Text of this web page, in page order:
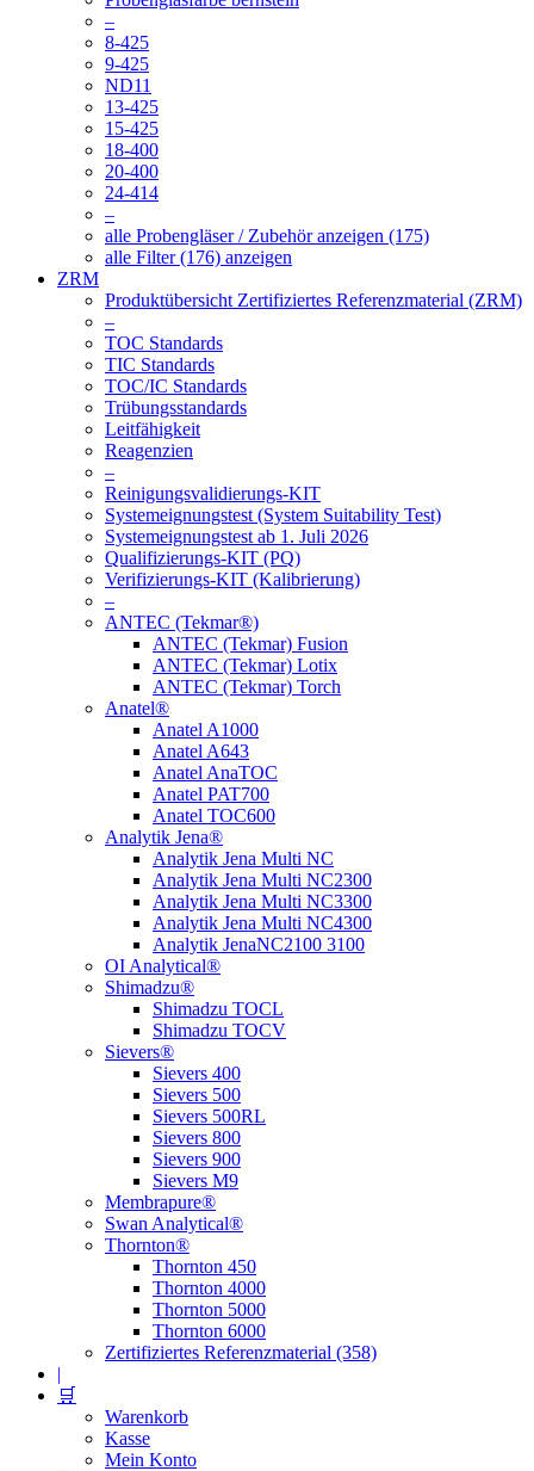
–
8-425
9-425
ND11
13-425
15-425
18-400
20-400
24-414
–
alle Probengläser / Zubehör anzeigen (175)
alle Filter (176) anzeigen
ZRM
Produktübersicht Zertifiziertes Referenzmaterial (ZRM)
–
TOC Standards
TIC Standards
TOC/IC Standards
Trübungsstandards
Leitfähigkeit
Reagenzien
–
Reinigungsvalidierungs-KIT
Systemeignungstest (System Suitability Test)
Systemeignungstest ab 1. Juli 2026
Qualifizierungs-KIT (PQ)
Verifizierungs-KIT (Kalibrierung)
–
ANTEC (Tekmar®)
ANTEC (Tekmar) Fusion
ANTEC (Tekmar) Lotix
ANTEC (Tekmar) Torch
Anatel®
Anatel A1000
Anatel A643
Anatel AnaTOC
Anatel PAT700
Anatel TOC600
Analytik Jena®
Analytik Jena Multi NC
Analytik Jena Multi NC2300
Analytik Jena Multi NC3300
Analytik Jena Multi NC4300
Analytik JenaNC2100 3100
OI Analytical®
Shimadzu®
Shimadzu TOCL
Shimadzu TOCV
Sievers®
Sievers 400
Sievers 500
Sievers 500RL
Sievers 800
Sievers 900
Sievers M9
Membrapure®
Swan Analytical®
Thornton®
Thornton 450
Thornton 4000
Thornton 5000
Thornton 6000
Zertifiziertes Referenzmaterial (358)
|
🛒
Warenkorb
Kasse
Mein Konto